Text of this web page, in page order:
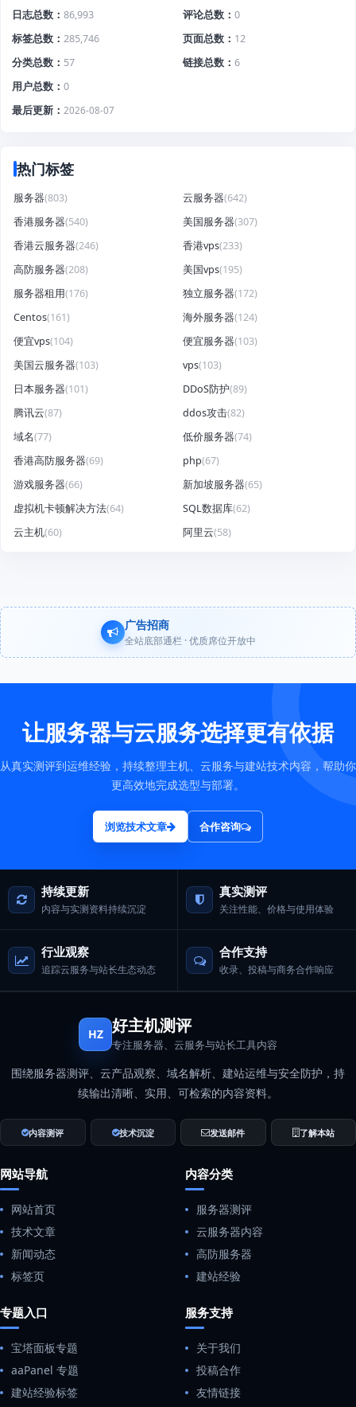
日志总数 86,993 评论总数
0
标签总数
285,746 页面总数
12
分类总数
57 链接总数
6
用户总数
0
最后更新
2026-08-07
热门标签
服务器(803) 云服务器(642)
香港服务器(540) 美国服务器(307)
香港云服务器(246) 香港vps(233)
高防服务器(208) 美国vps(195)
服务器租用(176) 独立服务器(172)
Centos(161) 海外服务器(124)
便宜vps(104) 便宜服务器(103)
美国云服务器(103) vps(103)
日本服务器(101) DDoS防护(89)
腾讯云(87) ddos攻击(82)
域名(77) 低价服务器(74)
香港高防服务器(69) php(67)
游戏服务器(66) 新加坡服务器(65)
虚拟机卡顿解决方法(64) SQL数据库(62)
云主机(60) 阿里云(58)
广告招商
全站底部通栏 · 优质席位开放中
让服务器与云服务选择更有依据
从真实测评到运维经验，持续整理主机、云服务与建站技术内容，帮助你
更高效地完成选型与部署。
浏览技术文章 合作咨询
持续更新
内容与实测资料持续沉淀
真实测评
关注性能、价格与使用体验
行业观察
追踪云服务与站长生态动态
合作支持
收录、投稿与商务合作响应
HZ 好主机测评
专注服务器、云服务与站长工具内容
围绕服务器测评、云产品观察、域名解析、建站运维与安全防护，持
续输出清晰、实用、可检索的内容资料。
内容测评 技术沉淀 发送邮件 了解本站
网站导航
网站首页
技术文章
新闻动态
标签页
内容分类
服务器测评
云服务器内容
高防服务器
建站经验
专题入口
宝塔面板专题
aaPanel 专题
建站经验标签
服务支持
关于我们
投稿合作
友情链接